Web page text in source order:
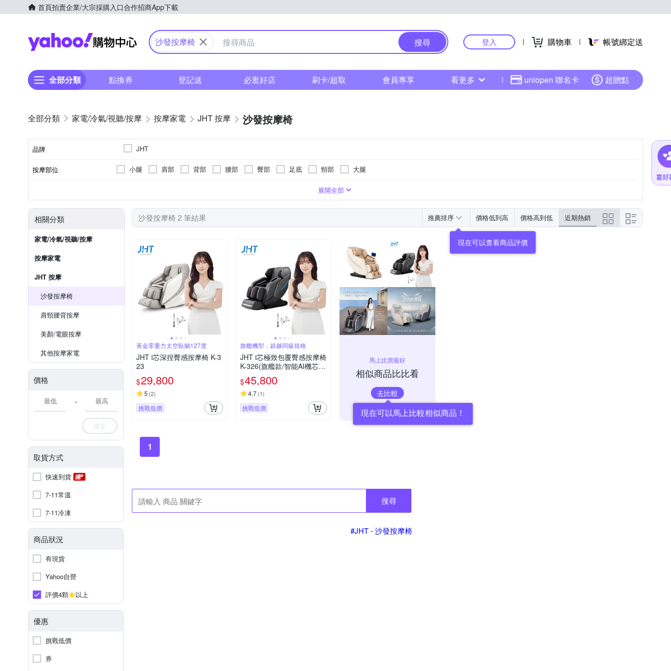
首頁拍賣企業/大宗採購入口合作招商App下載
Yahoo購物中心
沙發按摩椅 搜尋 登入 購物車 帳號綁定送
全部分類 點換券 登記送 必逛好店 刷卡/超取 會員專享 看更多 uniopen 聯名卡 超贈點
家電/冷氣/視聽/按摩 按摩家電 JHT 按摩 沙發按摩椅
品牌 JHT
按摩部位 小腿 肩部 背部 腰部 臀部 足底 頸部 大腿
展開全部
相關分類
家電/冷氣/視聽/按摩
按摩家電
JHT 按摩
沙發按摩椅
肩頸腰背按摩
美顏/電眼按摩
其他按摩家電
價格
-
確定
取貨方式
快速到貨
7-11常溫
7-11冷凍
商品狀況
有現貨
Yahoo自營
評價4顆
以上
優惠
挑戰低價
券
沙發按摩椅 2 筆結果 推薦排序 價格低到高 價格高到低 近期熱銷
現在可以查看商品評價
黃金零重力太空臥躺127度
JHT i芯深捏臀感按摩椅 K-3
23
$29,800
5 (2)
挑戰低價
旗艦機型，超越同級規格
JHT i芯極致包覆臀感按摩椅
K-326(旗艦款/智能AI機芯/
兩色可選)
$45,800
4.7(1)
挑戰低價
馬上比買最好
相似商品比比看
去比較
現在可以馬上比較相似商品！
1
搜尋
#JHT - 沙發按摩椅